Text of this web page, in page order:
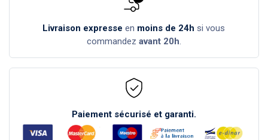
Livraison expresse en moins de 24h si vous
commandez avant 20h.
Paiement sécurisé et garanti.